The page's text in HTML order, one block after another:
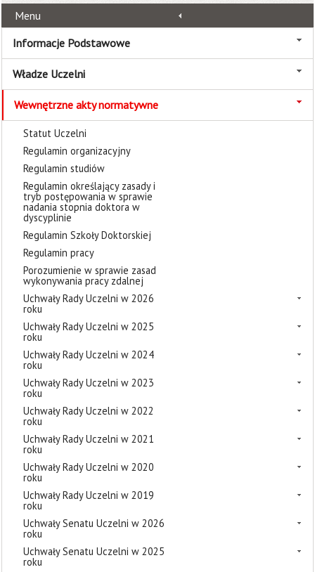
Menu
Informacje Podstawowe
Władze Uczelni
Wewnętrzne akty normatywne
Statut Uczelni
Regulamin organizacyjny
Regulamin studiów
Regulamin określający zasady i
tryb postępowania w sprawie
nadania stopnia doktora w
dyscyplinie
Regulamin Szkoły Doktorskiej
Regulamin pracy
Porozumienie w sprawie zasad
wykonywania pracy zdalnej
Uchwały Rady Uczelni w 2026
roku
Uchwały Rady Uczelni w 2025
roku
Uchwały Rady Uczelni w 2024
roku
Uchwały Rady Uczelni w 2023
roku
Uchwały Rady Uczelni w 2022
roku
Uchwały Rady Uczelni w 2021
roku
Uchwały Rady Uczelni w 2020
roku
Uchwały Rady Uczelni w 2019
roku
Uchwały Senatu Uczelni w 2026
roku
Uchwały Senatu Uczelni w 2025
roku